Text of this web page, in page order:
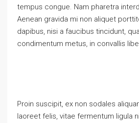
tempus congue. Nam pharetra
Aenean gravida mi non aliquet
dapibus, nisi a faucibus tincidunt,
condimentum metus, in convallis
Proin suscipit, ex non sodales
laoreet felis, vitae fermentum ligula